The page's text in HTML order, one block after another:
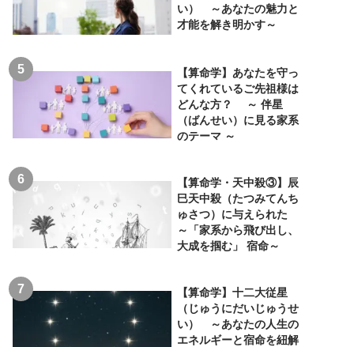
い） ～あなたの魅力と
才能を解き明かす～
【算命学】あなたを守っ
てくれているご先祖様は
どんな方？ ～ 伴星
（ばんせい）に見る家系
のテーマ ～
【算命学・天中殺③】辰
巳天中殺（たつみてんち
ゅさつ）に与えられた
～「家系から飛び出し、
大成を掴む」 宿命～
【算命学】十二大従星
（じゅうにだいじゅうせ
い） ～あなたの人生の
エネルギーと宿命を紐解